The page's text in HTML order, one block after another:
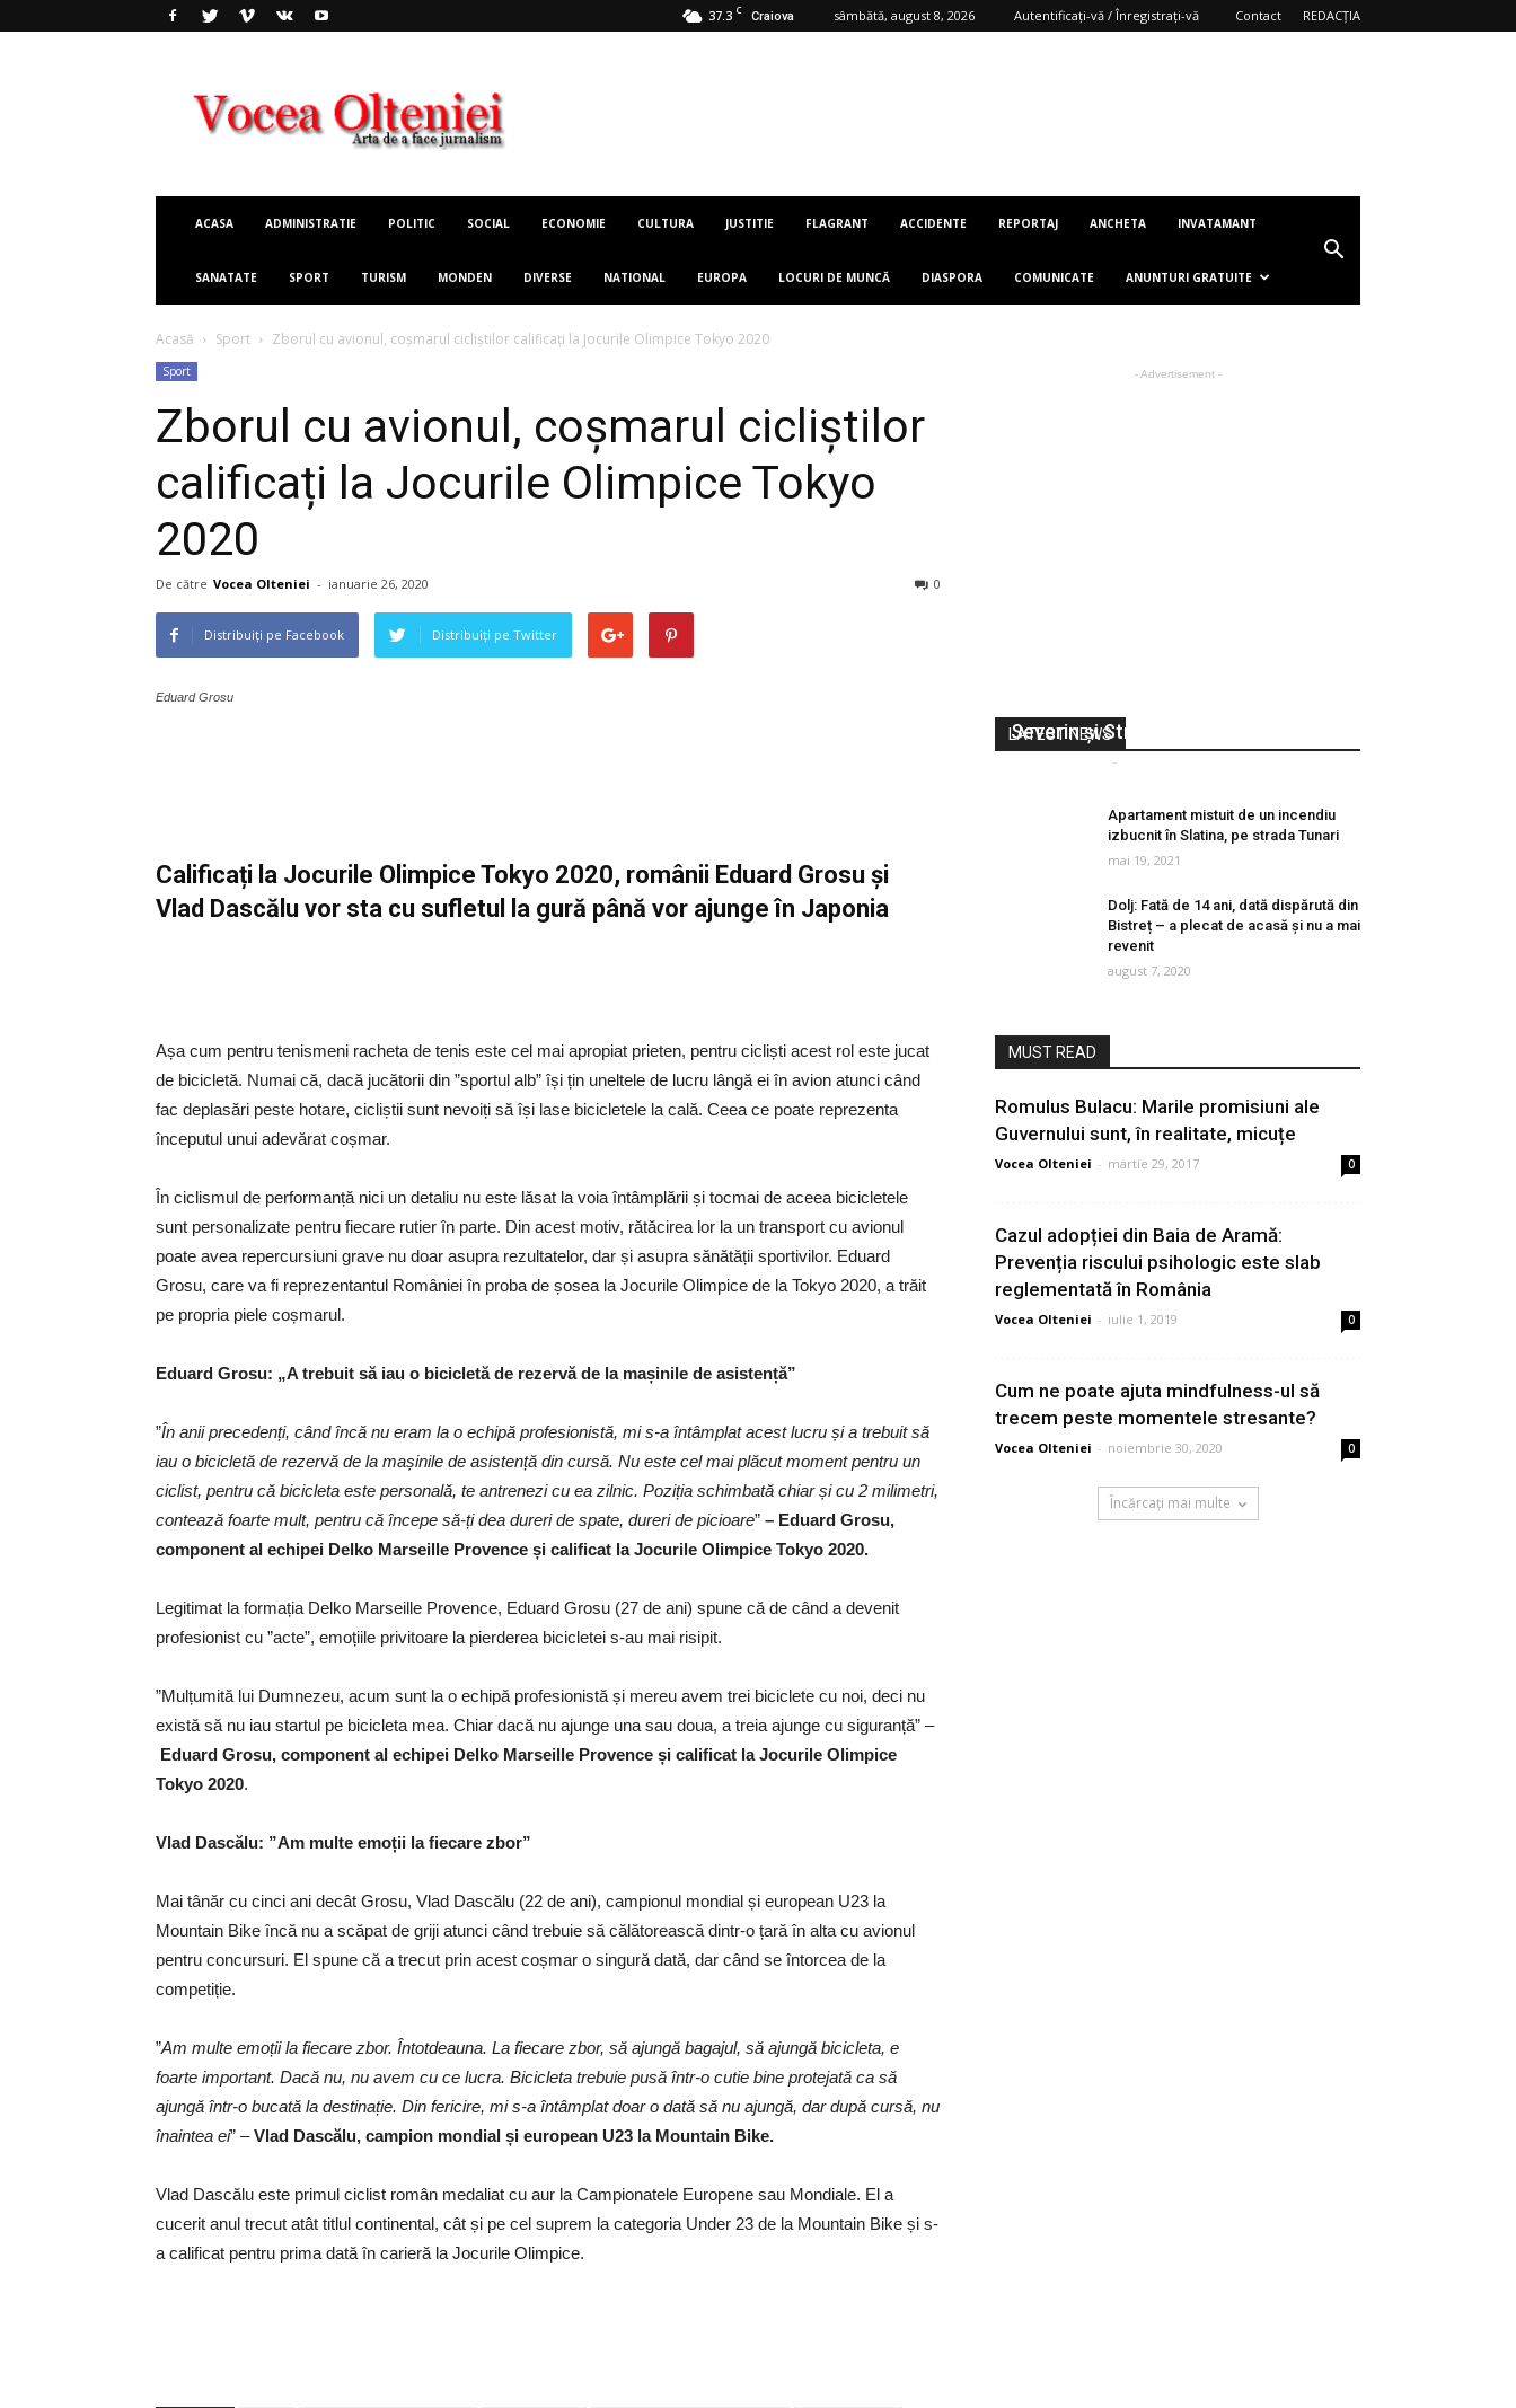
37.3 C Craiova sâmbătă, august 8, 2026 Autentificați-vă / Înregistrați-vă Contact REDACȚIA
Olteniei
ACASA ADMINISTRATIE POLITIC SOCIAL ECONOMIE CULTURA JUSTITIE FLAGRANT ACCIDENTE REPORTAJ ANCHETA INVATAMANT
SANATATE SPORT TURISM MONDEN DIVERSE NATIONAL EUROPA LOCURI DE MUNCĂ DIASPORA COMUNICATE ANUNTURI GRATUITE
Acasă Sport Zborul cu avionul, coșmarul cicliștilor calificați la Jocurile Olimpice Tokyo 2020
Sport
Zborul cu avionul, coșmarul cicliștilor
calificați la Jocurile Olimpice Tokyo
2020
De către Vocea Olteniei - ianuarie 26, 2020 0
Distribuiți pe Facebook Distribuiți pe Twitter
Eduard Grosu
Calificați la Jocurile Olimpice Tokyo 2020, românii Eduard Grosu și
Vlad Dascălu vor sta cu sufletul la gură până vor ajunge în Japonia
Așa cum pentru tenismeni racheta de tenis este cel mai apropiat prieten, pentru cicliști acest rol este jucat
de bicicletă. Numai că, dacă jucătorii din ”sportul alb” își țin uneltele de lucru lângă ei în avion atunci când
fac deplasări peste hotare, cicliștii sunt nevoiți să își lase bicicletele la cală. Ceea ce poate reprezenta
începutul unui adevărat coșmar.
În ciclismul de performanță nici un detaliu nu este lăsat la voia întâmplării și tocmai de aceea bicicletele
sunt personalizate pentru fiecare rutier în parte. Din acest motiv, rătăcirea lor la un transport cu avionul
poate avea repercursiuni grave nu doar asupra rezultatelor, dar și asupra sănătății sportivilor. Eduard
Grosu, care va fi reprezentantul României în proba de șosea la Jocurile Olimpice de la Tokyo 2020, a trăit
pe propria piele coșmarul.
Eduard Grosu: „A trebuit să iau o bicicletă de rezervă de la mașinile de asistență”
”În anii precedenți, când încă nu eram la o echipă profesionistă, mi s-a întâmplat acest lucru și a trebuit să
iau o bicicletă de rezervă de la mașinile de asistență din cursă. Nu este cel mai plăcut moment pentru un
ciclist, pentru că bicicleta este personală, te antrenezi cu ea zilnic. Poziția schimbată chiar și cu 2 milimetri,
contează foarte mult, pentru că începe să-ți dea dureri de spate, dureri de picioare” – Eduard Grosu,
component al echipei Delko Marseille Provence și calificat la Jocurile Olimpice Tokyo 2020.
Legitimat la formația Delko Marseille Provence, Eduard Grosu (27 de ani) spune că de când a devenit
profesionist cu ”acte”, emoțiile privitoare la pierderea bicicletei s-au mai risipit.
”Mulțumită lui Dumnezeu, acum sunt la o echipă profesionistă și mereu avem trei biciclete cu noi, deci nu
există să nu iau startul pe bicicleta mea. Chiar dacă nu ajunge una sau doua, a treia ajunge cu siguranță” –
Eduard Grosu, component al echipei Delko Marseille Provence și calificat la Jocurile Olimpice
Tokyo 2020.
Vlad Dascălu: ”Am multe emoții la fiecare zbor”
Mai tânăr cu cinci ani decât Grosu, Vlad Dascălu (22 de ani), campionul mondial și european U23 la
Mountain Bike încă nu a scăpat de griji atunci când trebuie să călătorească dintr-o țară în alta cu avionul
pentru concursuri. El spune că a trecut prin acest coșmar o singură dată, dar când se întorcea de la
competiție.
”Am multe emoții la fiecare zbor. Întotdeauna. La fiecare zbor, să ajungă bagajul, să ajungă bicicleta, e
foarte important. Dacă nu, nu avem cu ce lucra. Bicicleta trebuie pusă într-o cutie bine protejată ca să
ajungă într-o bucată la destinație. Din fericire, mi s-a întâmplat doar o dată să nu ajungă, dar după cursă, nu
înaintea ei” –Vlad Dascălu, campion mondial și european U23 la Mountain Bike.
Vlad Dascălu este primul ciclist român medaliat cu aur la Campionatele Europene sau Mondiale. El a
cucerit anul trecut atât titlul continental, cât și pe cel suprem la categoria Under 23 de la Mountain Bike și s-
a calificat pentru prima dată în carieră la Jocurile Olimpice.
- Advertisement -
LATEST NEWS
Severin și Strehaia
-
Apartament mistuit de un incendiu
izbucnit în Slatina, pe strada Tunari
mai 19, 2021
Dolj: Fată de 14 ani, dată dispărută din
Bistreț – a plecat de acasă și nu a mai
revenit
august 7, 2020
MUST READ
Romulus Bulacu: Marile promisiuni ale
Guvernului sunt, în realitate, micuțe
Vocea Olteniei - martie 29, 2017 0
Cazul adopției din Baia de Aramă:
Prevenția riscului psihologic este slab
reglementată în România
Vocea Olteniei - iulie 1, 2019 0
Cum ne poate ajuta mindfulness-ul să
trecem peste momentele stresante?
Vocea Olteniei - noiembrie 30, 2020 0
Încărcați mai multe